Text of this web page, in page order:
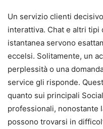
Un servizio clienti
interattiva. Chat e altri tipi
istantanea servono
eccelsi. Solitamente, un
perplessità o una
service gli risponde.
quanto sui principali
professionali, nonostante
possono trovarsi in